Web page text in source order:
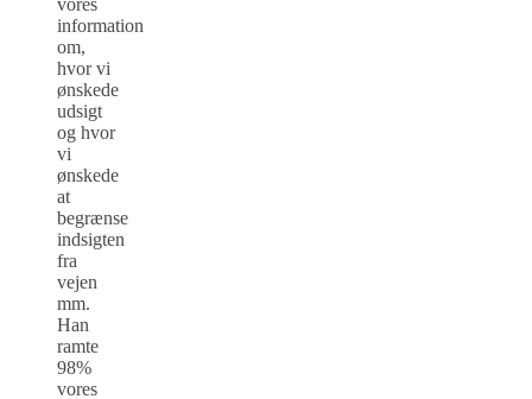
information
om,
hvor vi
ønskede
udsigt
og hvor
vi
ønskede
at
begrænse
indsigten
fra
vejen
mm.
Han
ramte
98%
vores